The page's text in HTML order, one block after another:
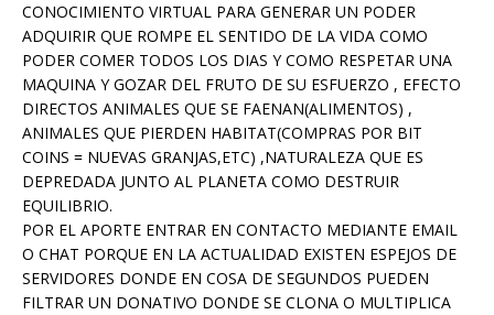
CONOCIMIENTO VIRTUAL PARA GENERAR UN PODER
ADQUIRIR QUE ROMPE EL SENTIDO DE LA VIDA COMO
PODER COMER TODOS LOS DIAS Y COMO RESPETAR UNA
MAQUINA Y GOZAR DEL FRUTO DE SU ESFUERZO , EFECTO
DIRECTOS ANIMALES QUE SE FAENAN(ALIMENTOS) ,
ANIMALES QUE PIERDEN HABITAT(COMPRAS POR BIT
COINS = NUEVAS GRANJAS,ETC) ,NATURALEZA QUE ES
DEPREDADA JUNTO AL PLANETA COMO DESTRUIR
EQUILIBRIO.
POR EL APORTE ENTRAR EN CONTACTO MEDIANTE EMAIL
O CHAT PORQUE EN LA ACTUALIDAD EXISTEN ESPEJOS DE
SERVIDORES DONDE EN COSA DE SEGUNDOS PUEDEN
FILTRAR UN DONATIVO DONDE SE CLONA O MULTIPLICA